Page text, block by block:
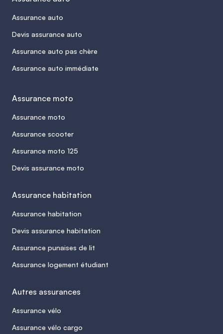
Assurance auto
Devis assurance auto
Assurance auto pas chère
Assurance auto immédiate
Assurance moto
Assurance moto
Assurance scooter
Assurance moto 125
Devis assurance moto
Assurance habitation
Assurance habitation
Devis assurance habitation
Assurance punaises de lit
Assurance logement étudiant
Autres assurances
Assurance vélo
Assurance vélo cargo